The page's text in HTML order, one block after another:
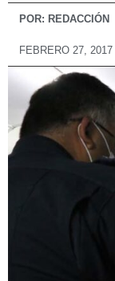
POR: REDACCIÓN
FEBRERO 27, 2017